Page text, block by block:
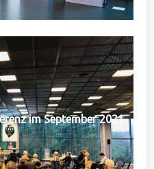
im September 2021